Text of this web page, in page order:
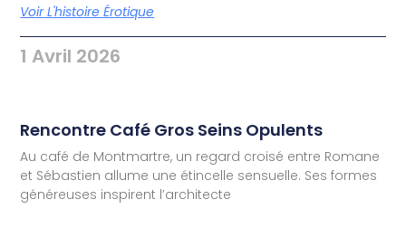
Voir L'histoire Érotique
1 Avril 2026
Rencontre Café Gros Seins Opulents
Au café de Montmartre, un regard croisé entre Romane
et Sébastien allume une étincelle sensuelle. Ses formes
généreuses inspirent l’architecte